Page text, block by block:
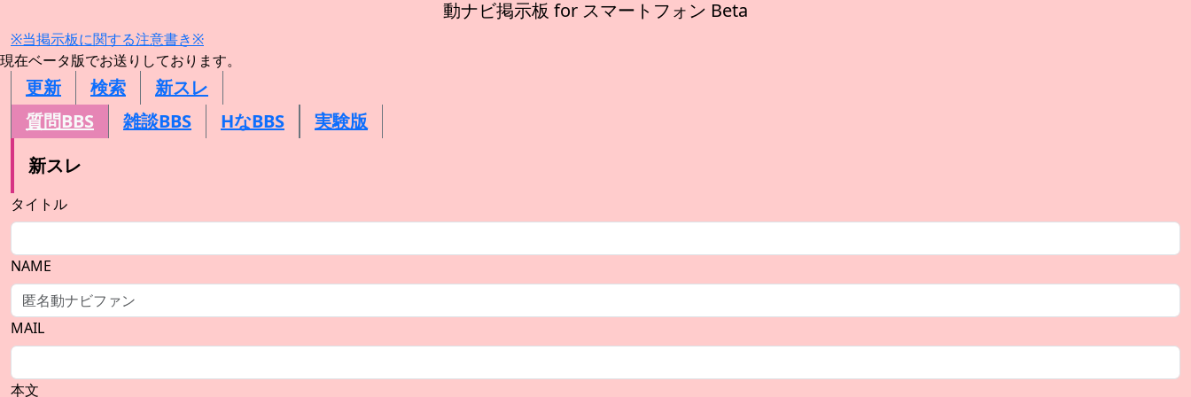
動ナビ掲示板 for スマートフォン Beta
※当掲示板に関する注意書き※
現在ベータ版でお送りしております。
更新 検索
新スレ
質問BBS
雑談BBS HなBBS
実験版
新スレ
タイトル
NAME
MAIL
本文